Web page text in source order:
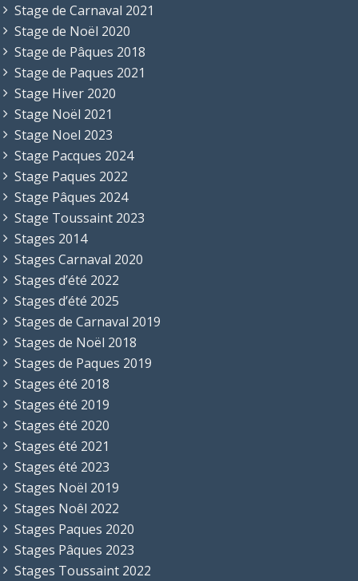
Stage de Carnaval 2021
Stage de Noël 2020
Stage de Pâques 2018
Stage de Paques 2021
Stage Hiver 2020
Stage Noël 2021
Stage Noel 2023
Stage Pacques 2024
Stage Paques 2022
Stage Pâques 2024
Stage Toussaint 2023
Stages 2014
Stages Carnaval 2020
Stages d’été 2022
Stages d’été 2025
Stages de Carnaval 2019
Stages de Noël 2018
Stages de Paques 2019
Stages été 2018
Stages été 2019
Stages été 2020
Stages été 2021
Stages été 2023
Stages Noël 2019
Stages Noêl 2022
Stages Paques 2020
Stages Pâques 2023
Stages Toussaint 2022